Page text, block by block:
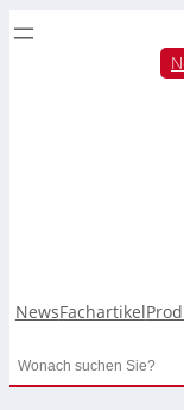
NewsFachartikel
Search